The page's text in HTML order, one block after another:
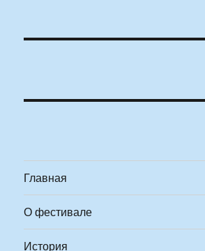
Главная
О фестивале
История